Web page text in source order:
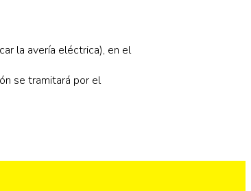
la avería eléctrica), en el
se tramitará por el